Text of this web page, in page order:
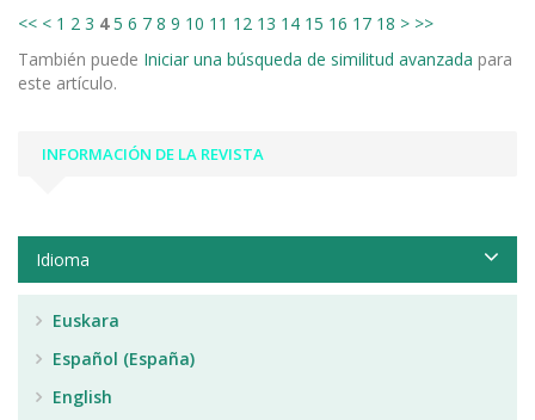
<< < 1 2 3 4 5 6 7 8 9 10 11 12 13 14 15 16 17 18 > >>
También puede Iniciar una búsqueda de similitud avanzada para
este artículo.
INFORMACIÓN DE LA REVISTA
Idioma
Euskara
Español (España)
English